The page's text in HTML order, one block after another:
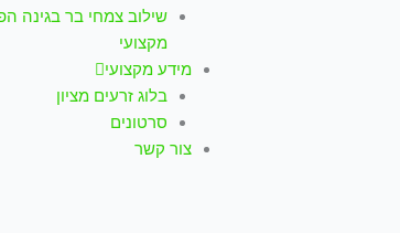
שילוב צמחי בר בגינה
מקצועי
מידע מקצועי
בלוג זרעים מציון
סרטונים
צור קשר